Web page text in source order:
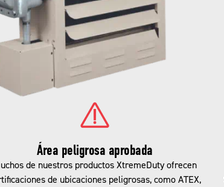
Área peligrosa aprobada
de nuestros productos XtremeDuty ofrecen
de ubicaciones peligrosas, como ATEX,